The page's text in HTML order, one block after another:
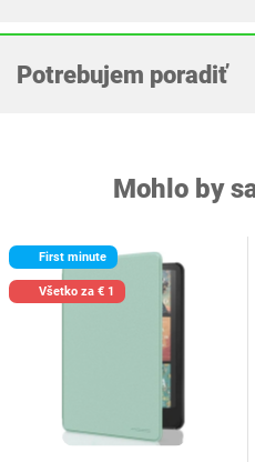
Potrebujem poradiť
Mohlo by
First minute
Všetko za € 1